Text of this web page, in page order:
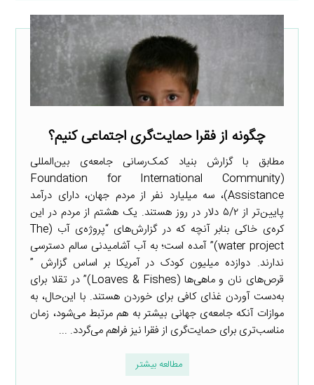
چگونه از فقرا حمایت‌گری اجتماعی کنیم؟
مطابق با گزارش بنیاد کمک‌رسانی جامعه‌ی بین‌المللی
(Foundation for International Community
Assistance)، سه میلیارد نفر از مردم جهان، دارای درآمد
پایین‌تر از ۵/۲ دلار در روز هستند. یک هشتم از مردم در این
کره‌ی خاکی بنابر آنچه که در گزارش‌های “پروژه‌ی آب (The
water project)” آمده است؛ به آب آشامیدنی سالم دسترسی
ندارند. دوازده میلیون کودک در آمریکا بر اساس گزارش ”
قرص‌های نان و ماهی‌ها (Loaves & Fishes)” در تقلا برای
به‌دست آوردن غذای کافی برای خوردن هستند. با این‌حال، به
موازات آنکه جامعه‌ی جهانی بیشتر به هم مرتبط می‌شود، زمان
مناسب‌تری برای حمایت‌گری از فقرا نیز فراهم می‌گردد. ...
مطالعه بیشتر